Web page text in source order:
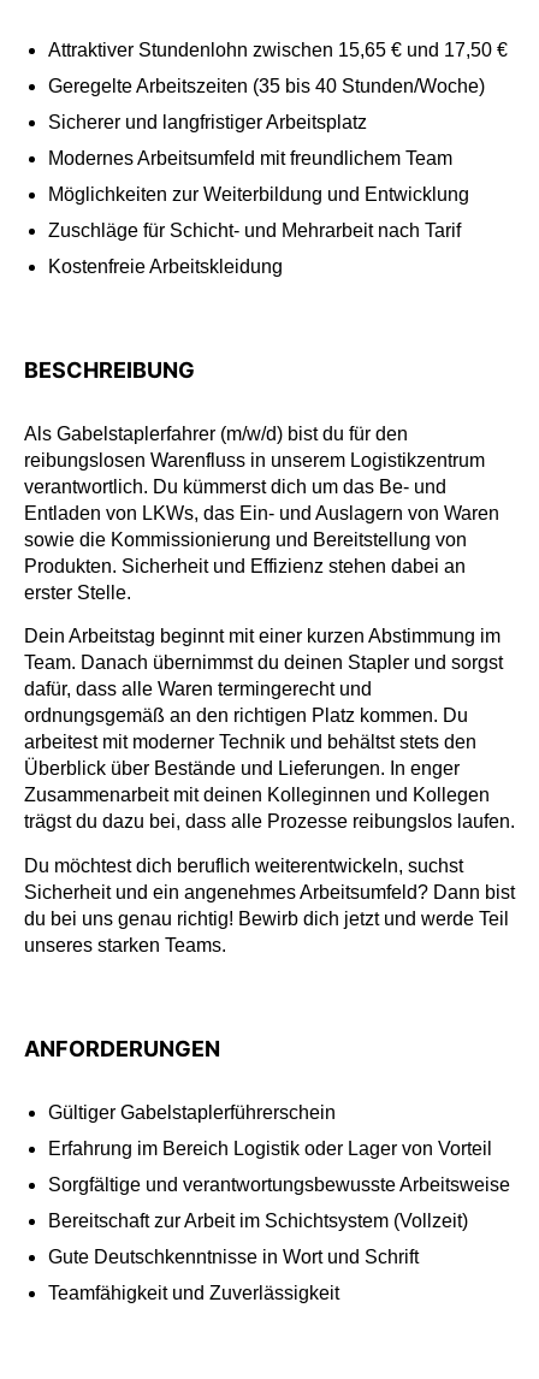
Attraktiver Stundenlohn zwischen 15,65 € und 17,50 €
Geregelte Arbeitszeiten (35 bis 40 Stunden/Woche)
Sicherer und langfristiger Arbeitsplatz
Modernes Arbeitsumfeld mit freundlichem Team
Möglichkeiten zur Weiterbildung und Entwicklung
Zuschläge für Schicht- und Mehrarbeit nach Tarif
Kostenfreie Arbeitskleidung
BESCHREIBUNG
Als Gabelstaplerfahrer (m/w/d) bist du für den
reibungslosen Warenfluss in unserem Logistikzentrum
verantwortlich. Du kümmerst dich um das Be- und
Entladen von LKWs, das Ein- und Auslagern von Waren
sowie die Kommissionierung und Bereitstellung von
Produkten. Sicherheit und Effizienz stehen dabei an
erster Stelle.
Dein Arbeitstag beginnt mit einer kurzen Abstimmung im
Team. Danach übernimmst du deinen Stapler und sorgst
dafür, dass alle Waren termingerecht und
ordnungsgemäß an den richtigen Platz kommen. Du
arbeitest mit moderner Technik und behältst stets den
Überblick über Bestände und Lieferungen. In enger
Zusammenarbeit mit deinen Kolleginnen und Kollegen
trägst du dazu bei, dass alle Prozesse reibungslos laufen.
Du möchtest dich beruflich weiterentwickeln, suchst
Sicherheit und ein angenehmes Arbeitsumfeld? Dann bist
du bei uns genau richtig! Bewirb dich jetzt und werde Teil
unseres starken Teams.
ANFORDERUNGEN
Gültiger Gabelstaplerführerschein
Erfahrung im Bereich Logistik oder Lager von Vorteil
Sorgfältige und verantwortungsbewusste Arbeitsweise
Bereitschaft zur Arbeit im Schichtsystem (Vollzeit)
Gute Deutschkenntnisse in Wort und Schrift
Teamfähigkeit und Zuverlässigkeit